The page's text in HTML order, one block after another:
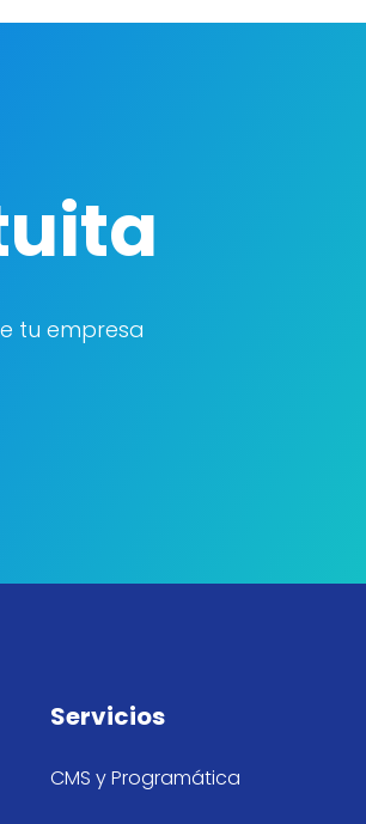
tu empresa
Servicios
CMS y Programática